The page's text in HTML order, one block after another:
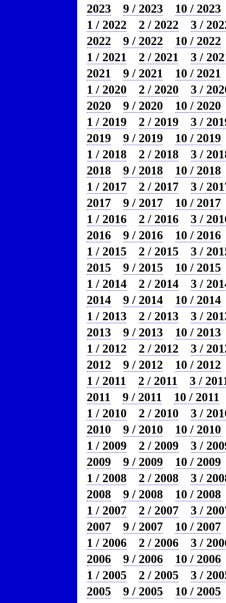
2023
9 / 2023
10 / 2023
1 / 2022
2 / 2022
3 /
2022
9 / 2022
10 / 2022
1 / 2021
2 / 2021
3 /
2021
9 / 2021
10 / 2021
1 / 2020
2 / 2020
3 /
2020
9 / 2020
10 / 2020
1 / 2019
2 / 2019
3 /
2019
9 / 2019
10 / 2019
1 / 2018
2 / 2018
3 /
2018
9 / 2018
10 / 2018
1 / 2017
2 / 2017
3 /
2017
9 / 2017
10 / 2017
1 / 2016
2 / 2016
3 /
2016
9 / 2016
10 / 2016
1 / 2015
2 / 2015
3 /
2015
9 / 2015
10 / 2015
1 / 2014
2 / 2014
3 /
2014
9 / 2014
10 / 2014
1 / 2013
2 / 2013
3 /
2013
9 / 2013
10 / 2013
1 / 2012
2 / 2012
3 /
2012
9 / 2012
10 / 2012
1 / 2011
2 / 2011
3 /
2011
9 / 2011
10 / 2011
1 / 2010
2 / 2010
3 /
2010
9 / 2010
10 / 2010
1 / 2009
2 / 2009
3 /
2009
9 / 2009
10 / 2009
1 / 2008
2 / 2008
3 /
2008
9 / 2008
10 / 2008
1 / 2007
2 / 2007
3 /
2007
9 / 2007
10 / 2007
1 / 2006
2 / 2006
3 /
2006
9 / 2006
10 / 2006
1 / 2005
2 / 2005
3 /
2005
9 / 2005
10 / 2005